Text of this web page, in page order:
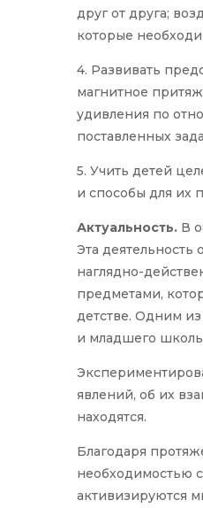
друг от друга;
которые
4. Развивать
магнитное
удивления по
поставленных
5. Учить детей
и способы для их
Актуальность. В
Эта
наглядно-
предметами,
детстве. Одним
и младшего
явлений, об их
находятся.
Благодаря
необходимостью
активизируются